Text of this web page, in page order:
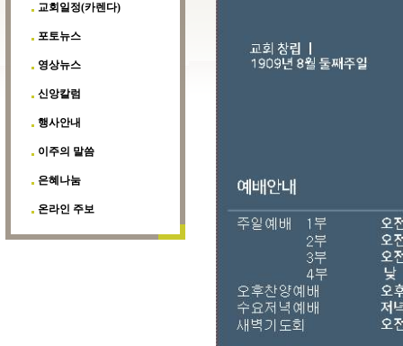
교회일정(카렌다)
포토뉴스
영상뉴스
신앙칼럼
행사안내
이주의 말씀
은혜나눔
온라인 주보